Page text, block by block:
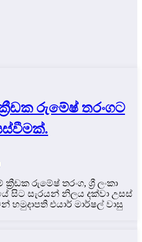
රුමේෂ් තරංගට
රුමේෂ් තරංග, ශ්‍රී ලංකා
සිට සැරයන් නිලය දක්වා උසස්
එයාර් මාර්ෂල් වාසු